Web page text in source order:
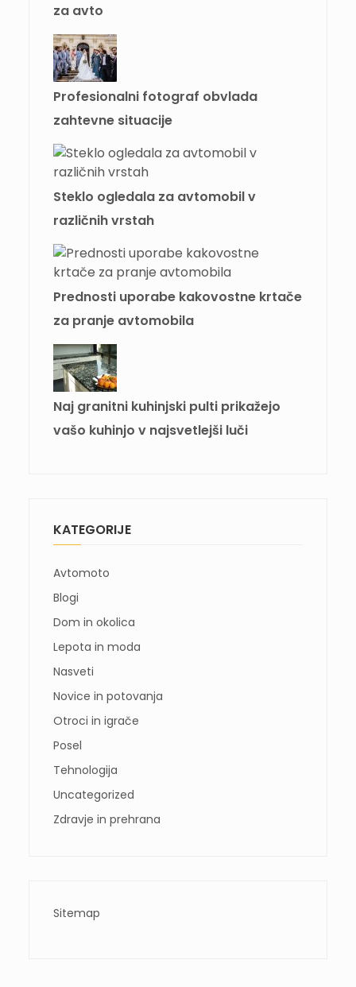
za avto
Profesionalni fotograf obvlada
zahtevne situacije
Steklo ogledala za avtomobil v
različnih vrstah
Prednosti uporabe kakovostne krtače
za pranje avtomobila
Naj granitni kuhinjski pulti prikažejo
vašo kuhinjo v najsvetlejši luči
KATEGORIJE
Avtomoto
Blogi
Dom in okolica
Lepota in moda
Nasveti
Novice in potovanja
Otroci in igrače
Posel
Tehnologija
Uncategorized
Zdravje in prehrana
Sitemap